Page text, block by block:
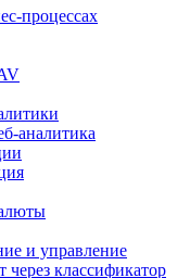
процессах
аналитика
и управление
через классификатор